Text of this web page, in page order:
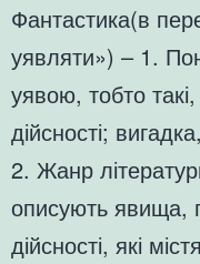
Фантастика(в
уявляти») – 1.
уявою, тобто
дійсності;
2. Жанр
описують явища,
дійсності, які